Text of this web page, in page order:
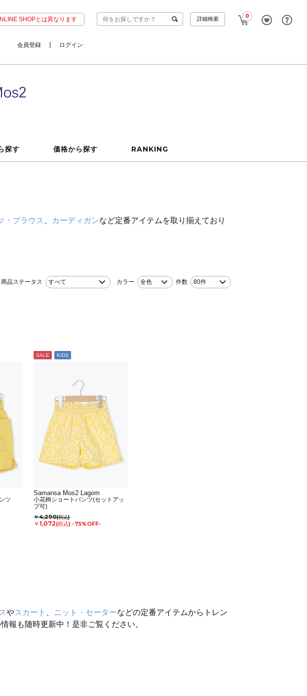
SHOPとは異なります 0
詳細検索
会員登録 ログイン
探す 価格から探す RANKING
・ブラウス カーディガンなど定番アイテムを取り揃えており
商品ステータス すべて カラー 全色 件数 80件
ツ
SALE KIDS
Samansa Mos2 Lagom
小花柄ショートパンツ(セットアッ
プ可)
￥4,290(税込)
￥1,072(税込) -75%OFF-
やスカート ニット・セーターなどの定番アイテムからトレン
報も随時更新中！是非ご覧ください。